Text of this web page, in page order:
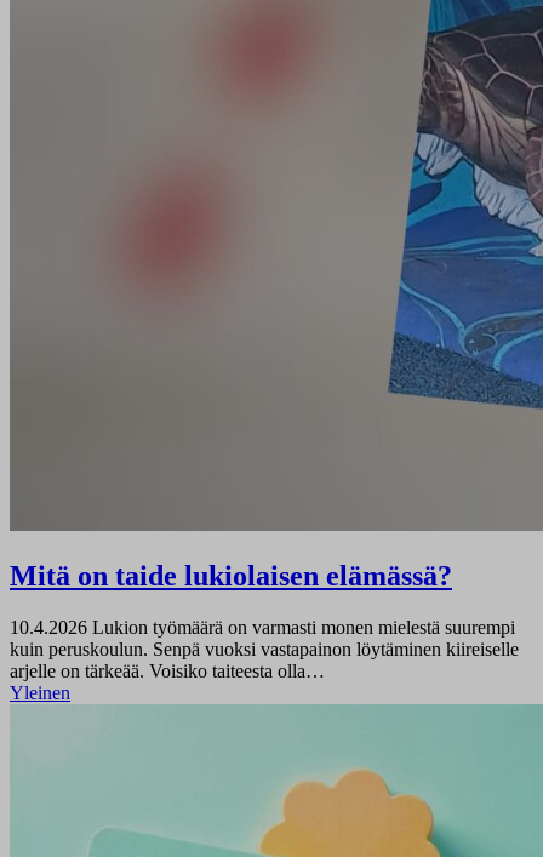
Mitä on taide lukiolaisen elämässä?
10.4.2026 Lukion työmäärä on varmasti monen mielestä suurempi
kuin peruskoulun. Senpä vuoksi vastapainon löytäminen kiireiselle
arjelle on tärkeää. Voisiko taiteesta olla…
Yleinen